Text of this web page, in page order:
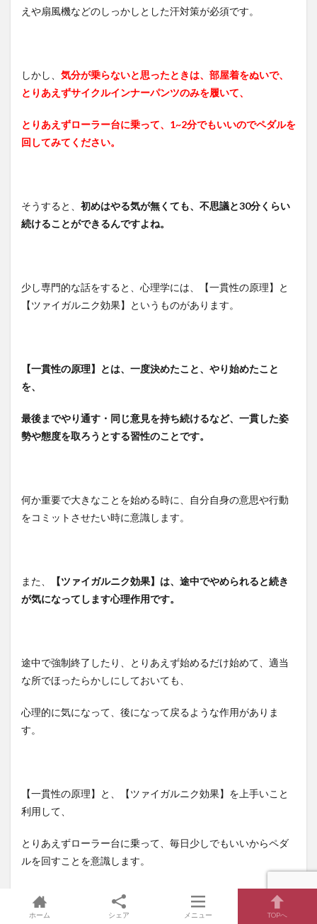
えや扇風機などのしっかしとした汗対策が必須です。
しかし、 気分が乗らないと思ったときは、部屋着をぬいで、
とりあえずサイクルインナーパンツのみを履いて、
とりあえずローラー台に乗って、1~2分でもいいのでペダルを
回してみてください。
そうすると、 初めはやる気が無くても、不思議と30分くらい
続けることができるんですよね。
少し専門的な話をすると、心理学には、【一貫性の原理】と
【ツァイガルニク効果】というものがあります。
【一貫性の原理】とは、一度決めたこと、やり始めたこと
を、
最後までやり通す・同じ意見を持ち続けるなど、一貫した姿
勢や態度を取ろうとする習性のことです。
何か重要で大きなことを始める時に、自分自身の意思や行動
をコミットさせたい時に意識します。
また、
【ツァイガルニク効果】は、途中でやめられると続き
が気になってします心理作用です。
途中で強制終了したり、とりあえず始めるだけ始めて、適当
な所でほったらかしにしておいても、
心理的に気になって、後になって戻るような作用がありま
す。
【一貫性の原理】と、【ツァイガルニク効果】を上手いこと
利用して、
とりあえずローラー台に乗って、毎日少しでもいいからペダ
ルを回すことを意識します。
ホーム シェア メニュー TOPへ